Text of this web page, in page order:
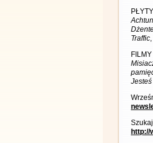
PŁYTY
Traffic
FILMY
http://